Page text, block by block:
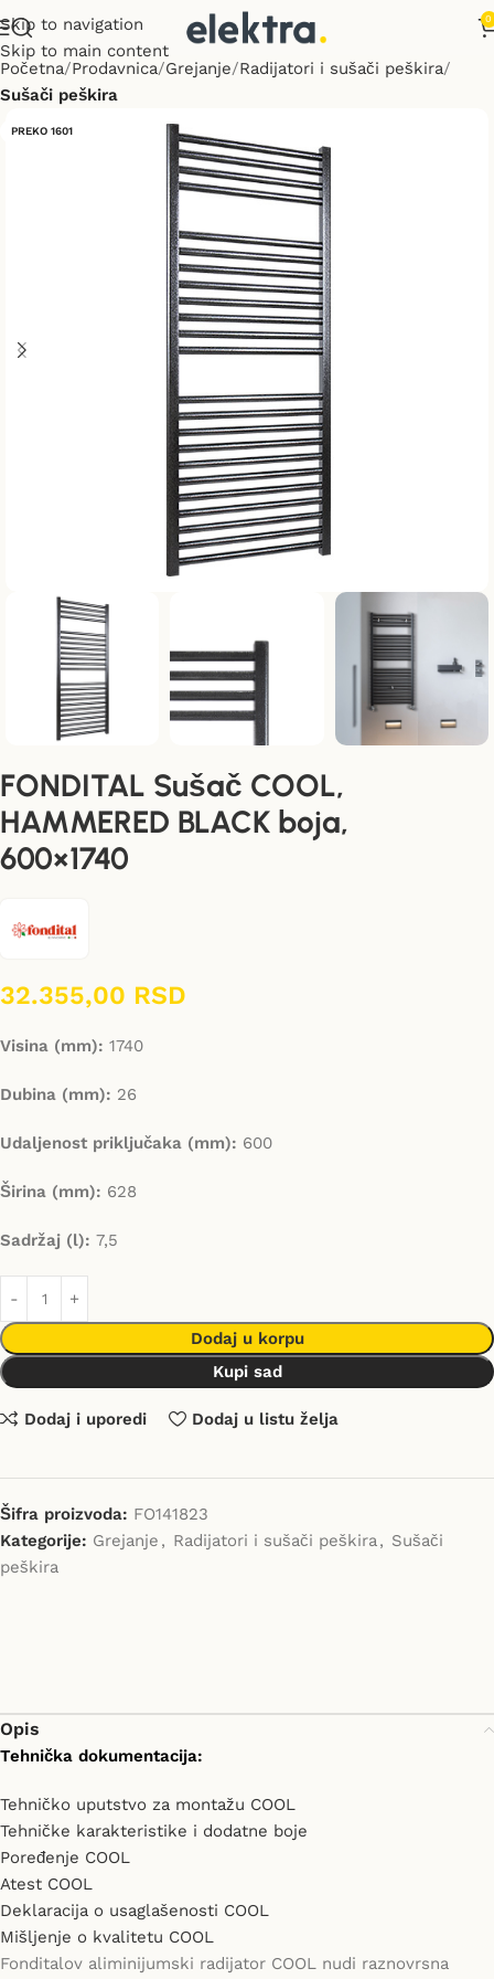
Skip to navigation
Skip to main content
0
Početna Prodavnica Grejanje Radijatori i sušači peškira
Sušači peškira
PREKO 1601
FONDITAL Sušač COOL,
HAMMERED BLACK boja,
600×1740
32.355,00 RSD
Visina (mm): 1740
Dubina (mm): 26
Udaljenost priključaka (mm): 600
Širina (mm): 628
Sadržaj (l): 7,5
Dodaj u korpu
Kupi sad
Dodaj i uporedi Dodaj u listu želja
Šifra proizvoda: FO141823
Kategorije: Grejanje , Radijatori i sušači peškira, Sušači
peškira
Opis
Tehnička dokumentacija:
Tehničko uputstvo za montažu COOL
Tehničke karakteristike i dodatne boje
Poređenje COOL
Atest COOL
Deklaracija o usaglašenosti COOL
Mišljenje o kvalitetu COOL
Fonditalov aliminijumski radijator COOL nudi raznovrsna